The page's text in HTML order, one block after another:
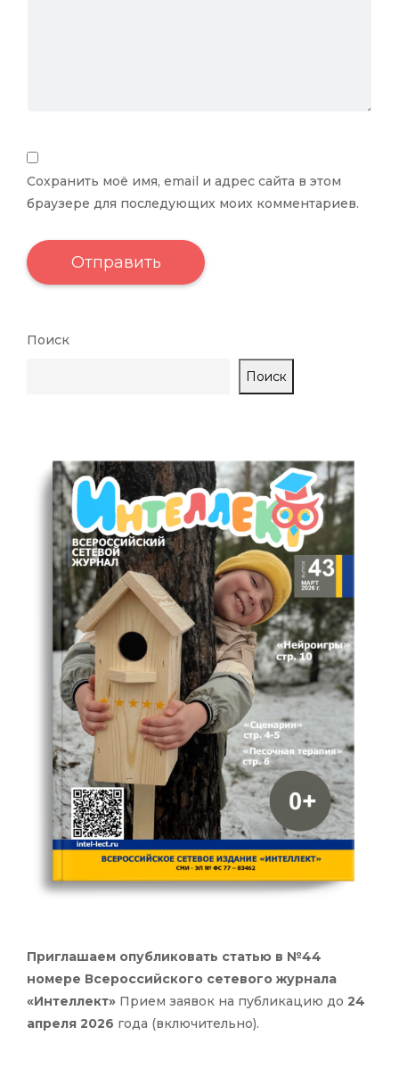
Сохранить моё имя, email и адрес сайта в этом
браузере для последующих моих комментариев.
Поиск
Поиск
Приглашаем опубликовать статью в №44
номере Всероссийского сетевого журнала
«Интеллект» Прием заявок на публикацию до 24
апреля 2026 года (включительно).